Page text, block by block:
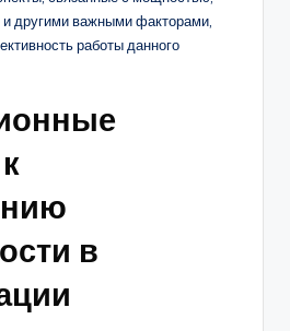
другими важными факторами,
работы данного
в